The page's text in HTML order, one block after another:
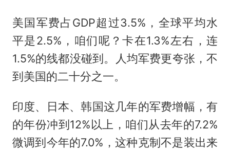
美国军费占GDP超过3.5%，全球平均水
平是2.5%，咱们呢？卡在1.3%左右，连
1.5%的线都没碰到。人均军费更夸张，不
到美国的二十分之一。
印度、日本、韩国这几年的军费增幅，有
的年份冲到12%以上，咱们从去年的7.2%
微调到今年的7.0%，这种克制不是装出来